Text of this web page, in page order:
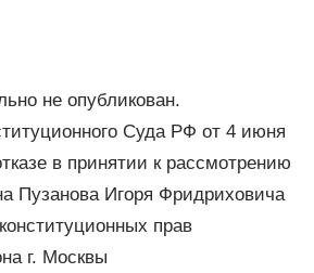
не опубликован.
Суда РФ от 4 июня
в принятии к рассмотрению
Пузанова Игоря Фридриховича
прав
г. Москвы